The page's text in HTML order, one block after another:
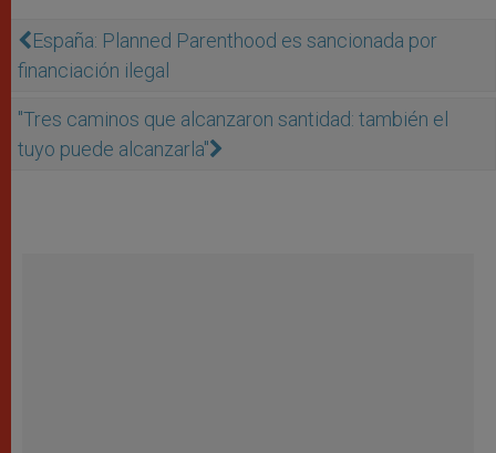
España: Planned Parenthood es sancionada por
financiación ilegal
"Tres caminos que alcanzaron santidad: también el
tuyo puede alcanzarla"